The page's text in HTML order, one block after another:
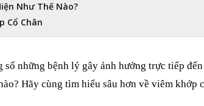
Như Thế Nào?
Cổ Chân
những bệnh lý gây ảnh hưởng trực tiếp
Hãy cùng tìm hiểu sâu hơn về viêm khớp